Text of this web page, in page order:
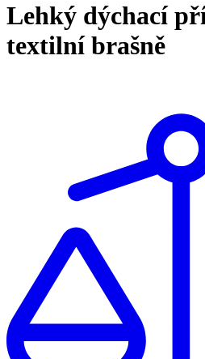
Lehký dýchací
textilní brašně